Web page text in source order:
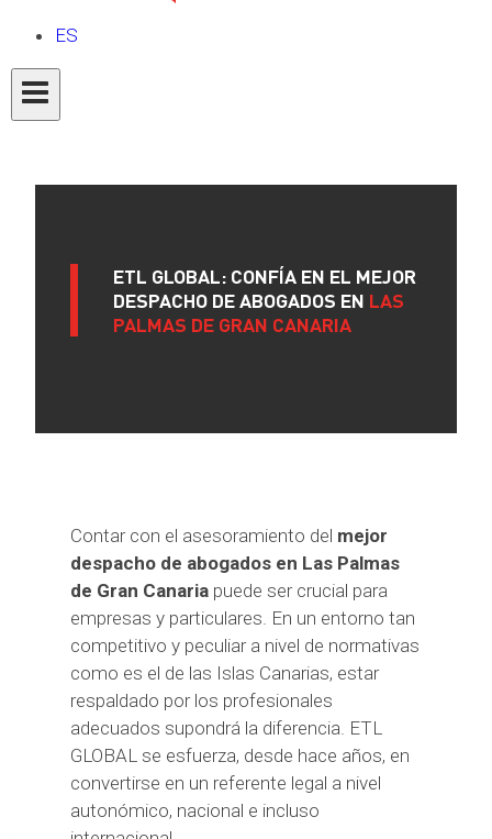
ES
ETL GLOBAL: CONFÍA EN EL MEJOR
DESPACHO DE ABOGADOS EN LAS
PALMAS DE GRAN CANARIA
Contar con el asesoramiento del mejor
despacho de abogados en Las Palmas
de Gran Canaria puede ser crucial para
empresas y particulares. En un entorno tan
competitivo y peculiar a nivel de normativas
como es el de las Islas Canarias, estar
respaldado por los profesionales
adecuados supondrá la diferencia. ETL
GLOBAL se esfuerza, desde hace años, en
convertirse en un referente legal a nivel
autonómico, nacional e incluso